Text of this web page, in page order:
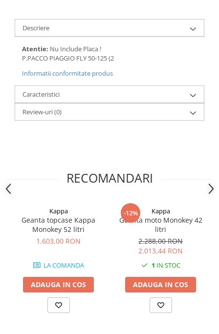
Descriere
Atentie: Nu Include Placa !
P.PACCO PIAGGIO FLY 50-125 (2
Informatii conformitate produs
Caracteristici
Review-uri(0)
RECOMANDARI
Kappa
Geanta topcase Kappa
Monokey 52 litri
1.603,00 RON
LA COMANDA
ADAUGA IN COS
-12% Kappa
Geanta moto Monokey 42
litri
2.288,00 RON
2.013,44 RON
1 IN STOC
ADAUGA IN COS